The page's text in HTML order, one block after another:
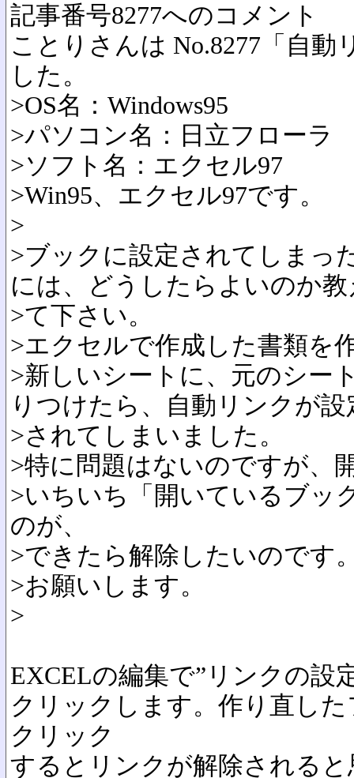
記事番号8277へのコメント
ことりさんは No.8277「自
した。
>OS名：Windows95
>パソコン名：日立フローラ
>ソフト名：エクセル97
>Win95、エクセル97です。
>
>ブックに設定されてしまっ
には、どうしたらよいのか教
>て下さい。
>エクセルで作成した書類を
>新しいシートに、元のシー
りつけたら、自動リンクが設
>されてしまいました。
>特に問題はないのですが、
>いちいち「開いているブッ
のが、
>できたら解除したいのです
>お願いします。
>
EXCELの編集で”リンクの設
クリックします。作り直し
クリック
するとリンクが解除される